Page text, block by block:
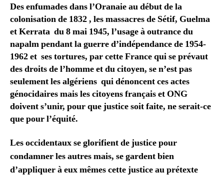
Des enfumades dans l’Oranaie au début de la
colonisation de 1832 , les massacres de Sétif, Guelma
et Kerrata du 8 mai 1945, l’usage à outrance du
napalm pendant la guerre d’indépendance de 1954-
1962 et ses tortures, par cette France qui se prévaut
des droits de l’homme et du citoyen, se n’est pas
seulement les algériens qui dénoncent ces actes
génocidaires mais les citoyens français et ONG
doivent s’unir, pour que justice soit faite, ne serait-ce
que pour l’équité.
Les occidentaux se glorifient de justice pour
condamner les autres mais, se gardent bien
d’appliquer à eux mêmes cette justice au prétexte